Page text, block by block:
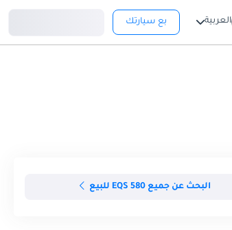
العربية بع سيارتك
البحث عن جميع EQS 580 للبيع